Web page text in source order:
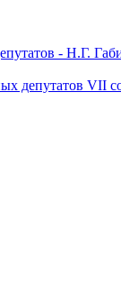
- Н.Г.
депутатов VII